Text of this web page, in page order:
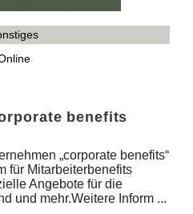
benefits
„corporate benefits“
für Mitarbeiterbenefits
Angebote für die
und mehr.Weitere Inform ...